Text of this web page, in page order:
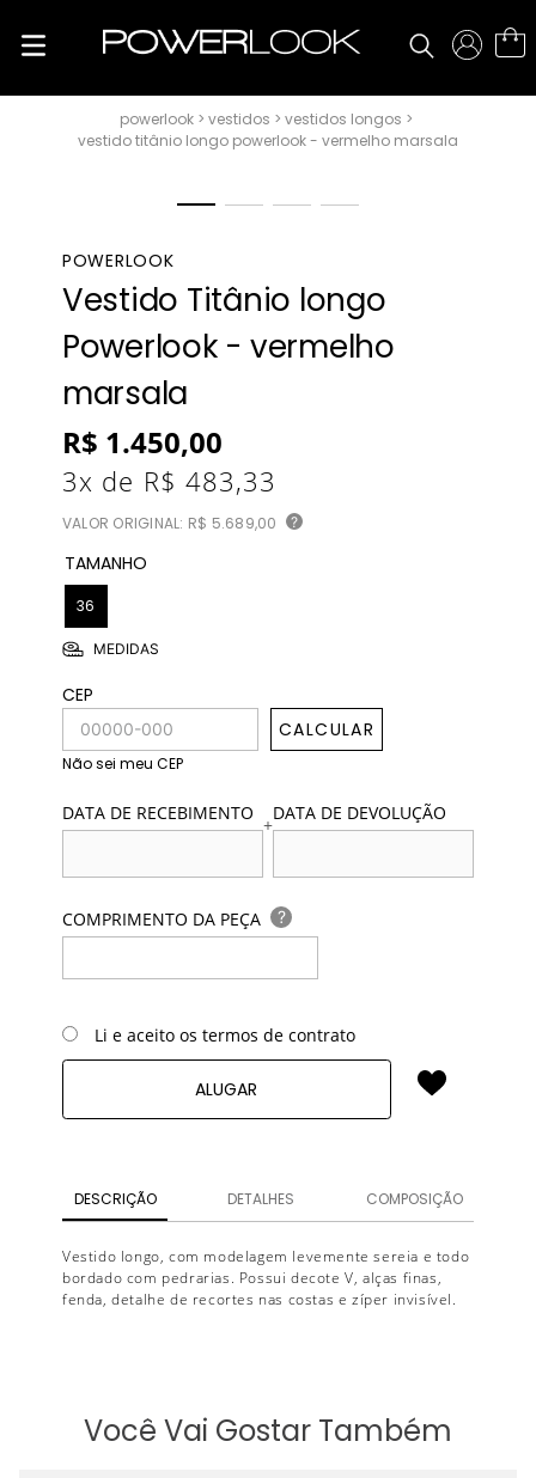
vestidos
vestidos longos
vestido titânio longo powerlook - vermelho marsala
POWERLOOK
Vestido Titânio longo
Powerlook - vermelho
marsala
R$ 1.450,00
3x de R$ 483,33
VALOR ORIGINAL: R$ 5.689,00 ?
TAMANHO
36
MEDIDAS
CEP
CALCULAR
Não sei meu CEP
DATA DE RECEBIMENTO +DATA DE DEVOLUÇÃO
COMPRIMENTO DA PEÇA ?
Li e aceito os termos de contrato
ALUGAR
DESCRIÇÃO DETALHES COMPOSIÇÃO
Vestido longo, com modelagem levemente sereia e todo
bordado com pedrarias. Possui decote V, alças finas,
fenda, detalhe de recortes nas costas e zíper invisível.
Você Vai Gostar Também